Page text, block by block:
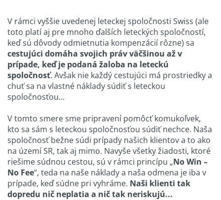
V rámci vyššie uvedenej leteckej spoločnosti Swiss (ale
toto platí aj pre mnoho ďalších leteckých spoločností,
keď sú dôvody odmietnutia kompenzácií rôzne) sa
cestujúci domáha svojich práv väčšinou až v
prípade, keď je podaná žaloba na leteckú
spoločnosť. Avšak nie každý cestujúci má prostriedky a
chuť sa na vlastné náklady súdiť s leteckou
spoločnosťou...
V tomto smere sme pripravení pomôcť komukoľvek,
kto sa sám s leteckou spoločnosťou súdiť nechce. Naša
spoločnosť bežne súdi prípady našich klientov a to ako
na území SR, tak aj mimo. Navyše všetky žiadosti, ktoré
riešime súdnou cestou, sú v rámci princípu „No Win –
No Fee“, teda na naše náklady a naša odmena je iba v
prípade, keď súdne pri vyhráme. Naši klienti tak
dopredu nič neplatia a nič tak neriskujú...